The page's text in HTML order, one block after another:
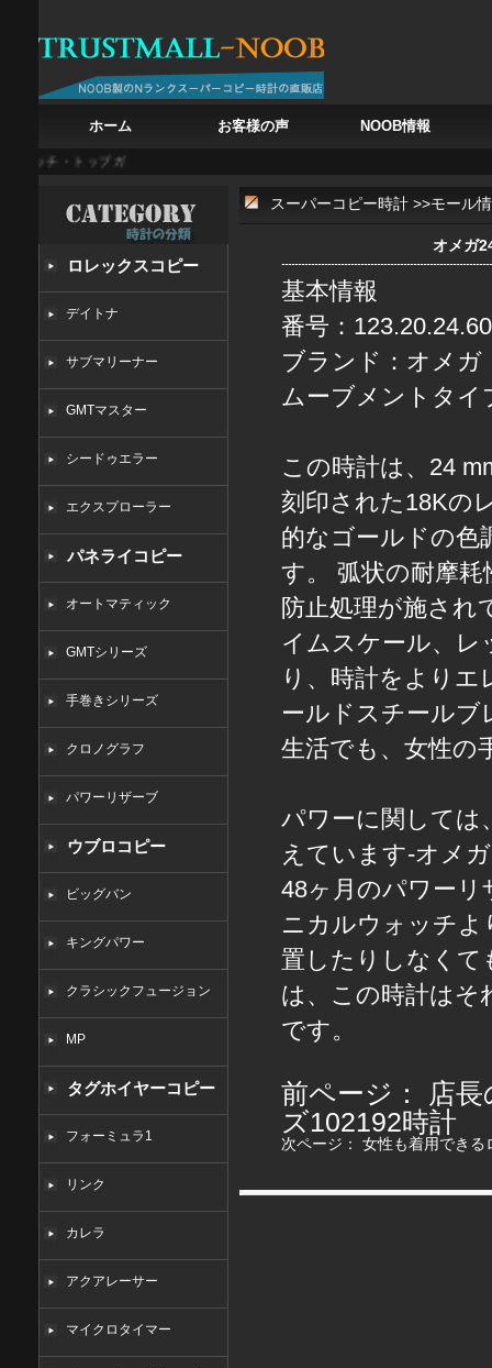
ホーム お客様の声 NOOB情報
・トップガン、戦闘機の鼓動を腕に
ロレックスコピー
デイトナ
サブマリーナー
GMTマスター
シードゥエラー
エクスプローラー
パネライコピー
オートマティック
GMTシリーズ
手巻きシリーズ
クロノグラフ
パワーリザーブ
ウブロコピー
ビッグバン
キングパワー
クラシックフュージョン
MP
タグホイヤーコピー
フォーミュラ1
リンク
カレラ
アクアレーサー
マイクロタイマー
スーパーコピー時計 >>モール
オメガ
基本情報
番号：
ブランド：オメガ
ムーブメントタイ
この時計は、24
刻印された18Kの
的なゴールドの色
す。 弧状の耐摩
防止処理が施され
イムスケール、レ
り、時計をより
ールドスチール
生活でも、女性の
パワーに関しては
えています-オメ
48ヶ月のパワーリ
ニカルウォッチよ
置したりしなくて
は、この時計はそ
です。
前ページ：
店
ズ102192時計
次ページ： 女性も着用できる